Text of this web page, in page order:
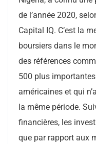
de l’année 2020,
Capital IQ. C’est la
boursiers dans le
des références
500 plus
américaines et qui
la même période.
financières, les
que par rapport aux